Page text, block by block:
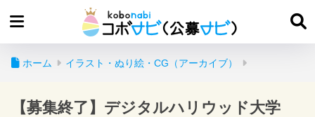
ホーム イラスト・ぬり絵・CG（アーカイブ）
【募集終了】デジタルハリウッド大学